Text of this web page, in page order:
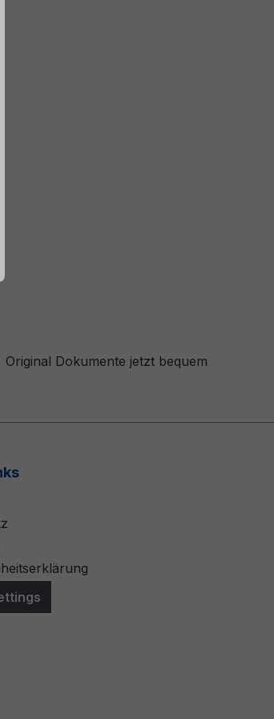
Dokumente jetzt bequem